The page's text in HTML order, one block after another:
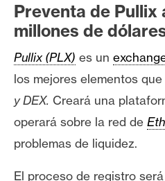
C
o
n
t
a
c
t
y
Preventa de Pullix
millones de
Pullix (PLX) es un
los mejores elementos
y DEX. Creará una
operará sobre la red de
problemas de liquidez.
El proceso de registro